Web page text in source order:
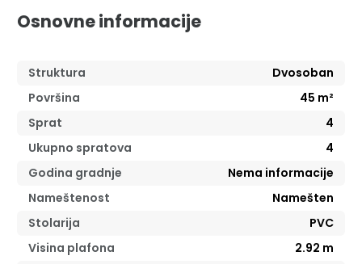
Osnovne informacije
Struktura
Dvosoban
Površina
45 m²
Sprat
4
Ukupno spratova
4
Godina gradnje
Nema informacije
Nameštenost
Namešten
Stolarija
PVC
Visina plafona
2.92 m